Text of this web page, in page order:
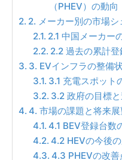
（PHEV）の動向
2. メーカー別の市場シ
2.1 中国メーカー
2.2 過去の累計
3. EVインフラの整備
3.1 充電スポット
3.2 政府の目標
4. 市場の課題と将来展
4.1 BEV登録台数
4.2 HEVの今後
4.3 PHEVの改善